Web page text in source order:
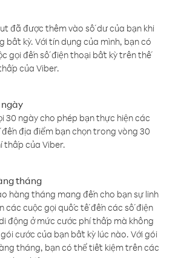
đã được thêm vào số dư của bạn khi
bất kỳ. Với tín dụng của mình, bạn có
gọi đến số điện thoại bất kỳ trên thế
của Viber.
ngày
30 ngày cho phép bạn thực hiện các
địa điểm bạn chọn trong vòng 30
thấp của Viber.
tháng
hàng tháng mang đến cho bạn sự linh
các cuộc gọi quốc tế đến các số điện
động ở mức cước phí thấp mà không
cước của bạn bất kỳ lúc nào. Với gói
tháng, bạn có thể tiết kiệm trên các